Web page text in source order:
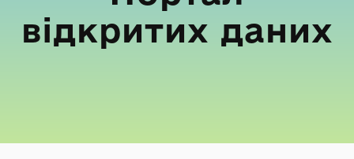
відкритих даних